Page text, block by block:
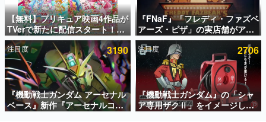
アプリセール情報
インタビュー
連載・特集一覧
殿堂入り記事
SNS拡散数が数千以上！ ページビュー数万以上！ などな
ど。多くの人々に読まれた、電ファミ渾身の“殿堂入り”記
事をまとめました。
【無料】プリキュア映画4作品が
TVerで新たに配信スタート！な
んと2018年～2024年の映画ほぼ
すべてが見放題に、ぶっちゃけ
ありえないラインナップ
『FNaF』「フレディ・ファズベ
アーズ・ピザ」の実店舗がアメ
リカの商業施設「American
Dream」に2027年オープン！
ScottGamesとの共同開発、食
事だけでなくステージショーや
没入型のホラー体験も楽しめる
注目度 3190
『機動戦士ガンダム アーセナル
ベース』新作『アーセナルコマ
ンダー』発表！8月28日からオ
注目度 2706
『機動戦士ガンダム』の「シャ
ア専用ザクⅡ」をイメージした
散水ホースリールが予約開始。